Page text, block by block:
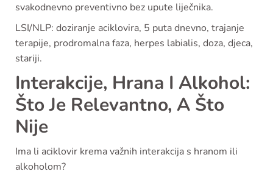
svakodnevno preventivno bez upute liječnika.
LSI/NLP: doziranje aciklovira, 5 puta dnevno, trajanje
terapije, prodromalna faza, herpes labialis, doza, djeca,
stariji.
Interakcije, Hrana I Alkohol:
Što Je Relevantno, A Što
Nije
Ima li aciklovir krema važnih interakcija s hranom ili
alkoholom?